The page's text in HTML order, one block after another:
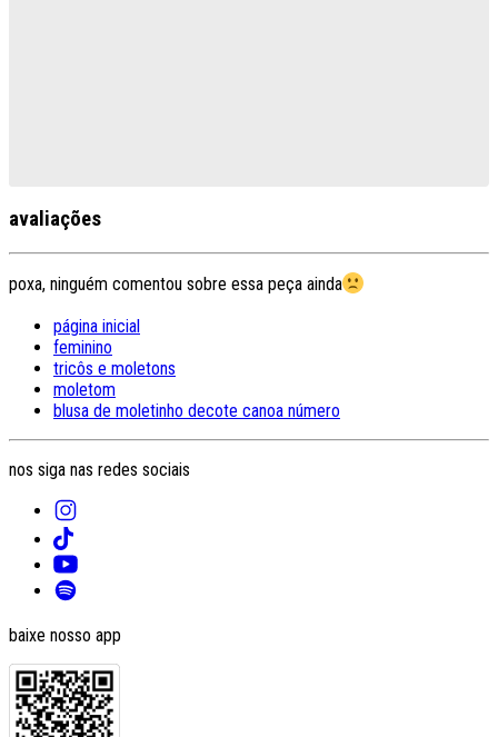
avaliações
poxa, ninguém comentou sobre essa peça ainda
página inicial
feminino
tricôs e moletons
moletom
blusa de moletinho decote canoa número
nos siga nas redes sociais
baixe nosso app